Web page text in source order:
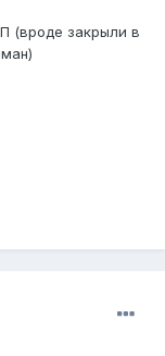
(вроде закрыли в